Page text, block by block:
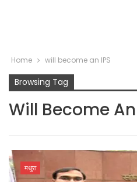
Home will become an IPS
Browsing Tag
Will Become An
मथुरा